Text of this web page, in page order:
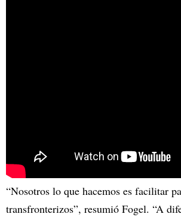
“Nosotros lo que hacemos es facilitar
transfronterizos”, resumió Fogel. “A